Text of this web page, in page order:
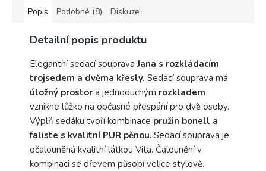
Popis Podobné (8) Diskuze
Detailní popis produktu
Elegantní sedací soupravaJana s rozkládacím
trojsedem a dvěma křesly. Sedací souprava má
úložný prostor a jednoduchým rozkladem
vznikne lůžko na občasné přespání pro dvě osoby.
Výplň sedáku tvoří kombinace pružin bonell a
faliste s kvalitní PUR pěnou. Sedací souprava je
očalouněná kvalitní látkou Vita. Čalounění v
kombinaci se dřevem působí velice stylově.